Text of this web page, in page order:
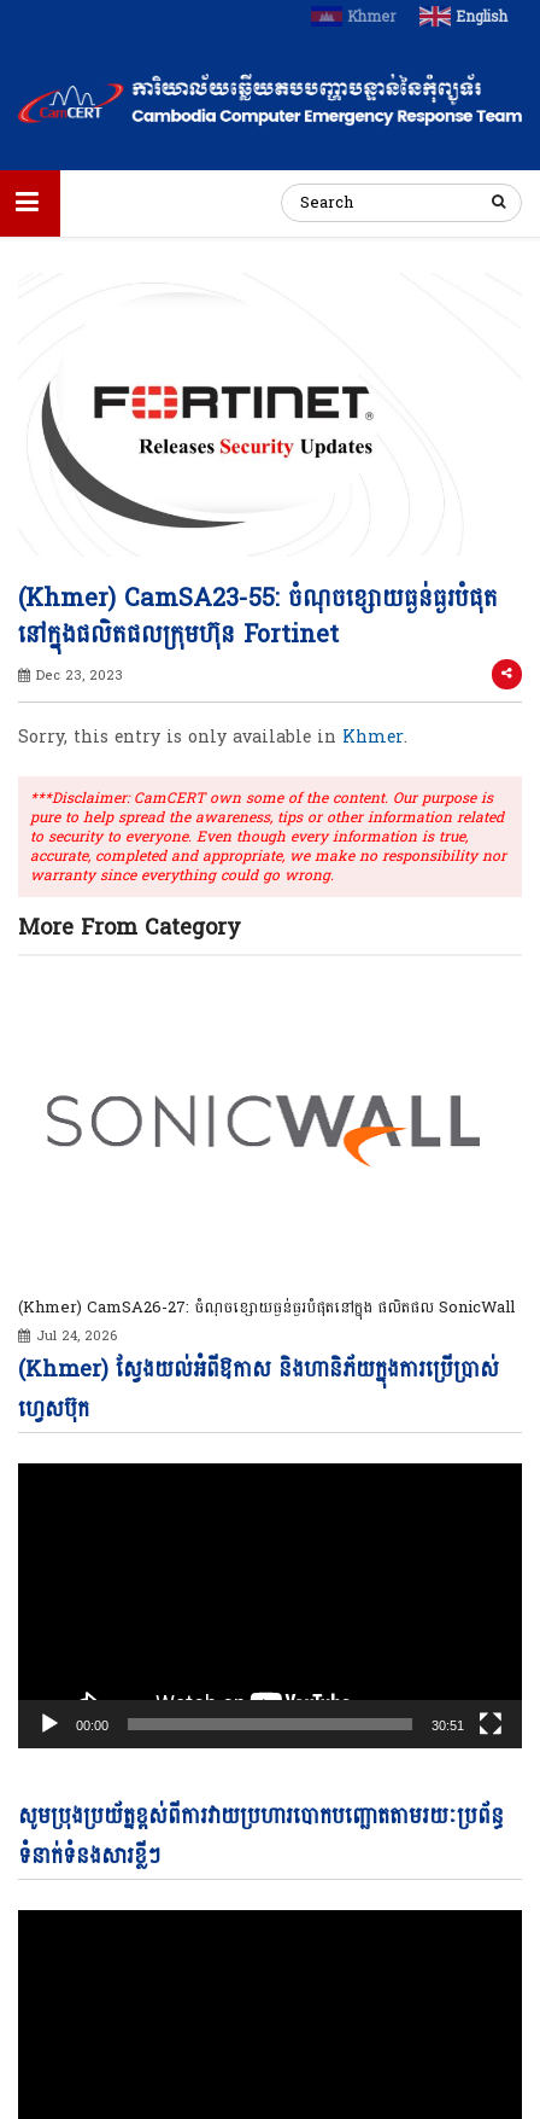
Khmer English
(Khmer) CamSA23-55: ចំណុចខ្សោយធ្ងន់ធ្ងរបំផុត
នៅក្នុងផលិតផលក្រុមហ៊ុន Fortinet
Dec 23, 2023
Sorry, this entry is only available in Khmer.
***Disclaimer: CamCERT own some of the content. Our purpose is
pure to help spread the awareness, tips or other information related
to security to everyone. Even though every information is true,
accurate, completed and appropriate, we make no responsibility nor
warranty since everything could go wrong.
More From Category
(Khmer) CamSA26-27: ចំណុចខ្សោយធ្ងន់ធ្ងរបំផុតនៅក្នុង ផលិតផល SonicWall
Jul 24, 2026
(Khmer) ស្វែងយល់អំពីឱកាស និងហានិភ័យក្នុងការប្រើប្រាស់
ហ្វេសប៊ុក
00:00 30:51
សូមប្រុងប្រយ័ត្នខ្ពស់ពីការវាយប្រហារបោកបញ្ឆោតតាមរយៈប្រព័ន្ធ
ទំនាក់ទំនងសារខ្លីៗ